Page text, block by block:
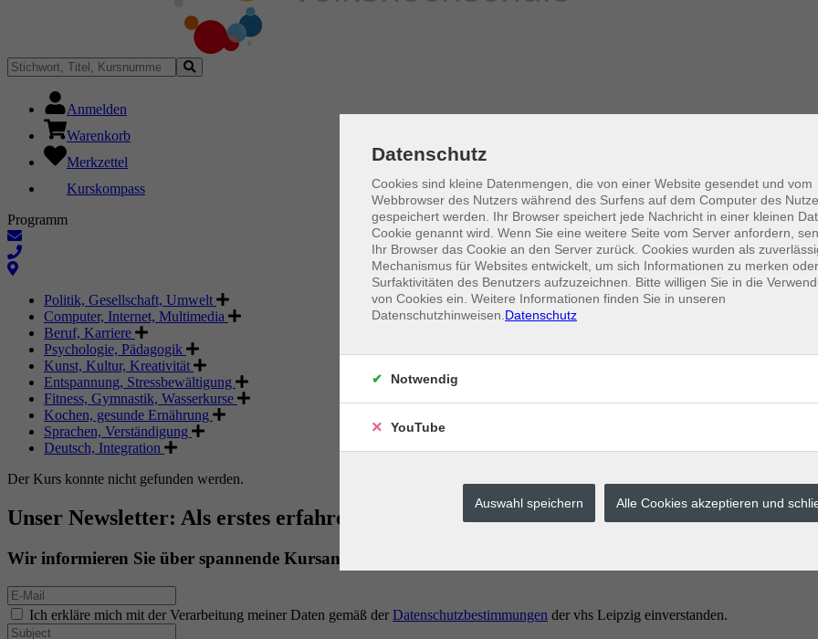
Anmelden
Warenkorb
Merkzettel
Kurskompass
Programm
Politik, Gesellschaft, Umwelt
Computer, Internet, Multimedia
Beruf, Karriere
Psychologie, Pädagogik
Kunst, Kultur, Kreativität
Entspannung, Stressbewältigung
Fitness, Gymnastik, Wasserkurse
Kochen, gesunde Ernährung
Sprachen, Verständigung
Deutsch, Integration
Der Kurs konnte nicht gefunden werden.
Unser Newsletter: Als erstes erfahren. Als erstes buchen.
Wir informieren Sie über spannende Kursangebote.
Ich erkläre mich mit der Verarbeitung meiner Daten gemäß der Datenschutzbestimmungen der vhs Leipzig einverstanden.
Datenschutz
Cookies sind kleine Datenmengen, die von einer Website gesendet und vom
Webbrowser des Nutzers während des Surfens auf dem Computer des
gespeichert werden. Ihr Browser speichert jede Nachricht in einer kleinen
Cookie genannt wird. Wenn Sie eine weitere Seite vom Server anfordern,
Ihr Browser das Cookie an den Server zurück. Cookies wurden als
Mechanismus für Websites entwickelt, um sich Informationen zu merken
Surfaktivitäten des Benutzers aufzuzeichnen. Bitte willigen Sie in die
von Cookies ein. Weitere Informationen finden Sie in unseren
Datenschutzhinweisen. Datenschutz
Notwendig
YouTube
Auswahl speichern Alle Cookies akzeptieren und